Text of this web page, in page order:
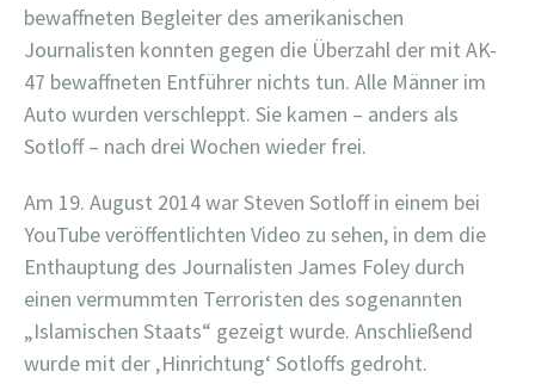
bewaffneten Begleiter des amerikanischen
Journalisten konnten gegen die Überzahl der mit AK-
47 bewaffneten Entführer nichts tun. Alle Männer im
Auto wurden verschleppt. Sie kamen – anders als
Sotloff – nach drei Wochen wieder frei.
Am 19. August 2014 war Steven Sotloff in einem bei
YouTube veröffentlichten Video zu sehen, in dem die
Enthauptung des Journalisten James Foley durch
einen vermummten Terroristen des sogenannten
„Islamischen Staats“ gezeigt wurde. Anschließend
wurde mit der ‚Hinrichtung‘ Sotloffs gedroht.